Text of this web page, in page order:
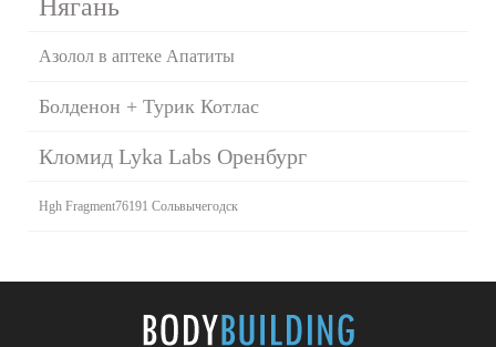
Нягань
Азолол в аптеке Апатиты
Болденон + Турик Котлас
Кломид Lyka Labs Оренбург
Hgh Fragment76191 Сольвычегодск